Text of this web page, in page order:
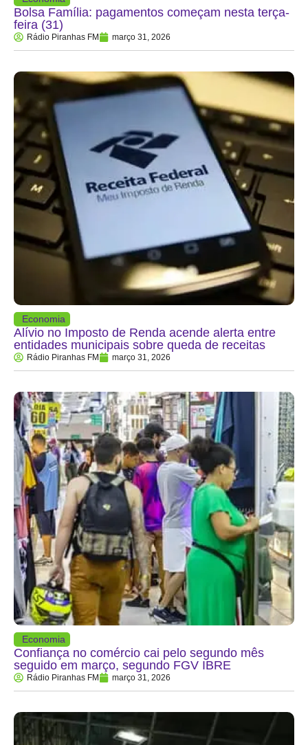
Bolsa Família: pagamentos começam nesta terça-
feira (31)
Rádio Piranhas FM março 31, 2026
Economia
Alívio no Imposto de Renda acende alerta entre
entidades municipais sobre queda de receitas
Rádio Piranhas FM março 31, 2026
Economia
Confiança no comércio cai pelo segundo mês
seguido em março, segundo FGV IBRE
Rádio Piranhas FM março 31, 2026